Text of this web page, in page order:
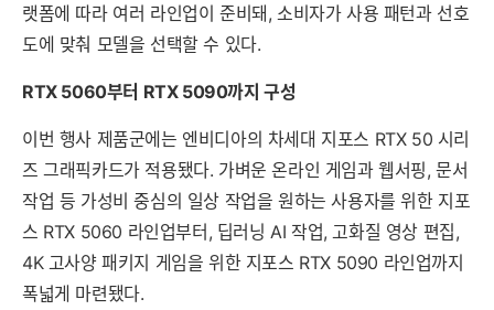
랫폼에 따라 여러 라인업이 준비돼, 소비자가 사용 패턴과 선호
도에 맞춰 모델을 선택할 수 있다.
RTX 5060부터 RTX 5090까지 구성
이번 행사 제품군에는 엔비디아의 차세대 지포스 RTX 50 시리
즈 그래픽카드가 적용됐다. 가벼운 온라인 게임과 웹서핑, 문서
작업 등 가성비 중심의 일상 작업을 원하는 사용자를 위한 지포
스 RTX 5060 라인업부터, 딥러닝 AI 작업, 고화질 영상 편집,
4K 고사양 패키지 게임을 위한 지포스 RTX 5090 라인업까지
폭넓게 마련됐다.